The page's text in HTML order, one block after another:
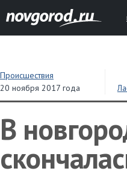
Происшествия
20 ноября 2017 года
В